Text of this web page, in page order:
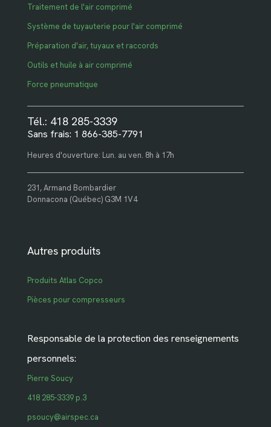
Traitement de l'air comprimé
Système de tuyauterie pour l'air comprimé
Préparation d'air, tuyaux et raccords
Outils et huile à air comprimé
Force pneumatique
Tél.: 418 285-3339
Sans frais: 1 866-385-7791
Heures d'ouverture: Lun. au ven. 8h à 17h
231, Armand Bombardier
Donnacona (Québec) G3M 1V4
Autres produits
Produits Atlas Copco
Pièces pour compresseurs
Responsable de la protection des renseignements
personnels:
Pierre Soucy
418 285-3339 p.3
psoucy@airspec.ca